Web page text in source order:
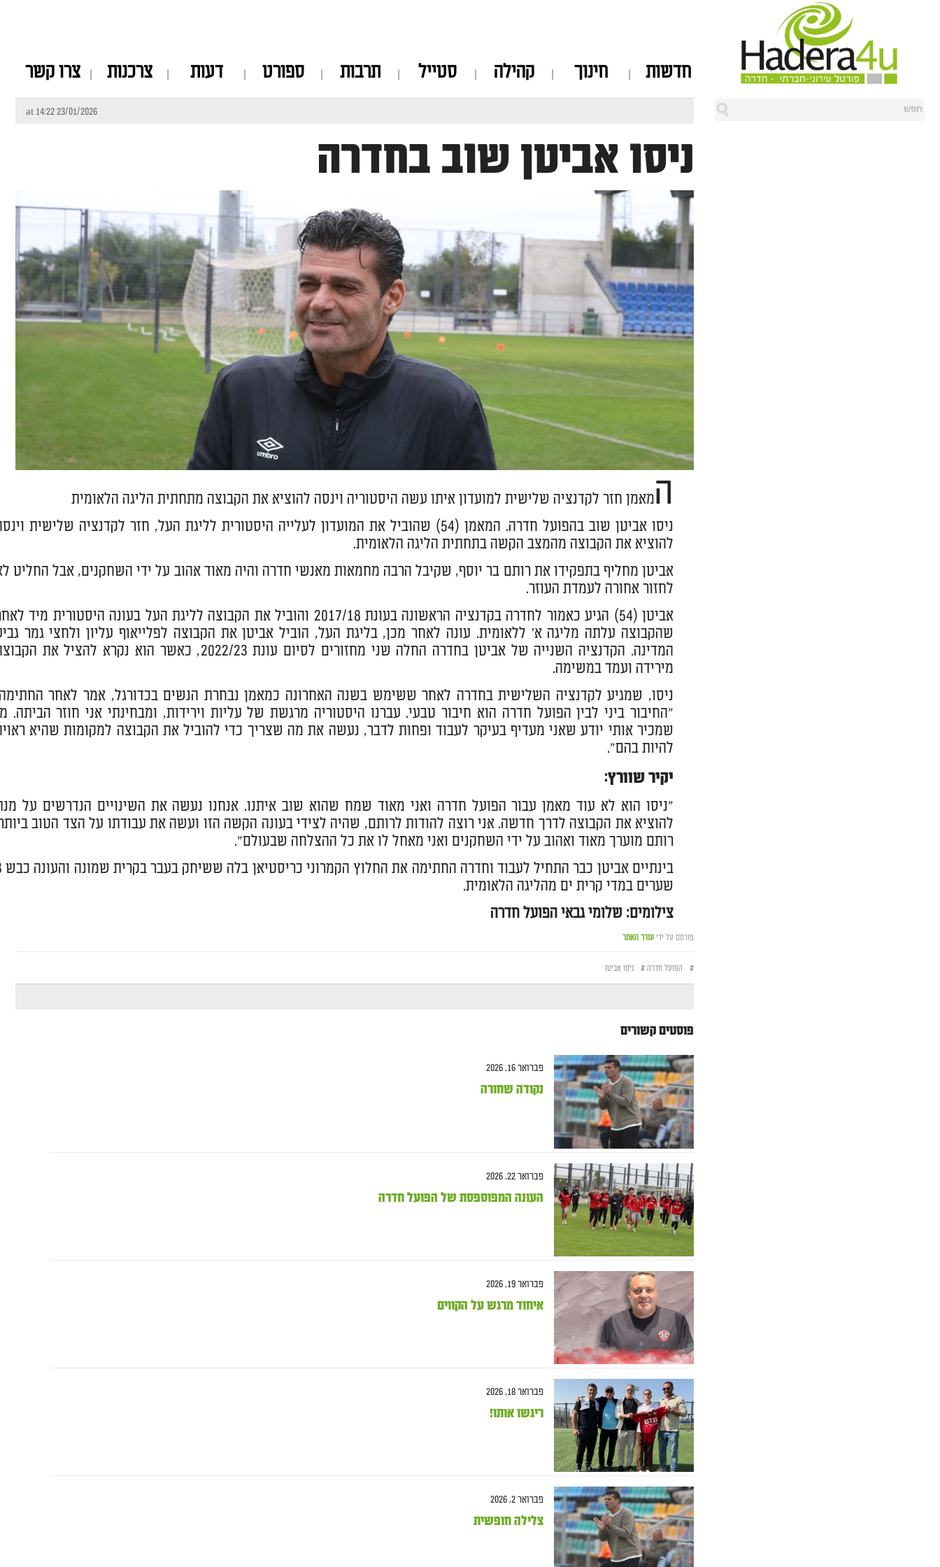
חדשות חינוך קהילה סטייל תרבות ספורט דעות צרכנות צרו קשר
23/01/2026 at 14:22
ניסו אביטן שוב בחדרה
המאמן חזר לקדנציה שלישית למועדון איתו עשה היסטוריה וינסה להוציא את הקבוצה מתחתית הליגה הלאומית
ניסו אביטן שוב בהפועל חדרה. המאמן (54) שהוביל את המועדון לעלייה היסטורית לליגת העל, חזר לקדנציה שלישית
להוציא את הקבוצה מהמצב הקשה בתחתית הליגה הלאומית.
אביטן מחליף בתפקידו את רותם בר יוסף, שקיבל הרבה מחמאות מאנשי חדרה והיה מאוד אהוב על ידי השחקנים, אבל החליט
לחזור אחורה לעמדת העוזר.
אביטן (54) הגיע כאמור לחדרה בקדנציה הראשונה בעונת 2017/18 והוביל את הקבוצה לליגת העל בעונה היסטורית מיד
שהקבוצה עלתה מליגה א' ללאומית. עונה לאחר מכן, בליגת העל, הוביל אביטן את הקבוצה לפלייאוף עליון ולחצי גמר
המדינה. הקדנציה השנייה של אביטן בחדרה החלה שני מחזורים לסיום עונת 2022/23, כאשר הוא נקרא להציל את
מירידה ועמד במשימה.
ניסו, שמגיע לקדנציה השלישית בחדרה לאחר ששימש בשנה האחרונה כמאמן נבחרת הנשים בכדורגל, אמר לאחר
"החיבור ביני לבין הפועל חדרה הוא חיבור טבעי. עברנו היסטוריה מרגשת של עליות וירידות, ומבחינתי אני חוזר הביתה.
שמכיר אותי יודע שאני מעדיף בעיקר לעבוד ופחות לדבר, נעשה את מה שצריך כדי להוביל את הקבוצה למקומות שהיא
להיות בהם".
יקיר שוורץ:
"ניסו הוא לא עוד מאמן עבור הפועל חדרה ואני מאוד שמח שהוא שוב איתנו. אנחנו נעשה את השינויים הנדרשים על
להוציא את הקבוצה לדרך חדשה. אני רוצה להודות לרותם, שהיה לצידי בעונה הקשה הזו ועשה את עבודתו על הצד הטוב
רותם מוערך מאוד ואהוב על ידי השחקנים ואני מאחל לו את כל ההצלחה שבעולם".
בינתיים אביטן כבר
שערים במדי קרית ים מהליגה הלאומית.
צילומים: שלומי גבאי הפועל חדרה
פורסם על ידי עורך האתר
# הפועל חדרה # ניסו אביטן
פוסטים קשורים
פברואר 16, 2026
נקודה שחורה
פברואר 22, 2026
העונה המפוספסת של הפועל חדרה
פברואר 19, 2026
איחוד מרגש על הקווים
פברואר 18, 2026
ריגשו אותו!
פברואר 2, 2026
צלילה חופשית